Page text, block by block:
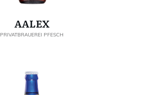
AALEX
PRIVATBRAUEREI PFESCH